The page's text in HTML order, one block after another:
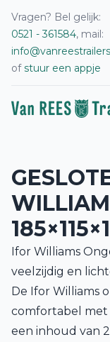
Vragen? Bel gelijk:
0521 - 361584, mail:
ofstuur een appje
Ifor Williams
veelzijdig en
De Ifor Williams
comfortabel met
een inhoud van